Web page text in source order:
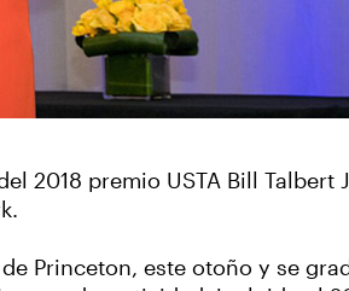
2018 premio USTA Bill Talbert
Princeton, este otoño y se